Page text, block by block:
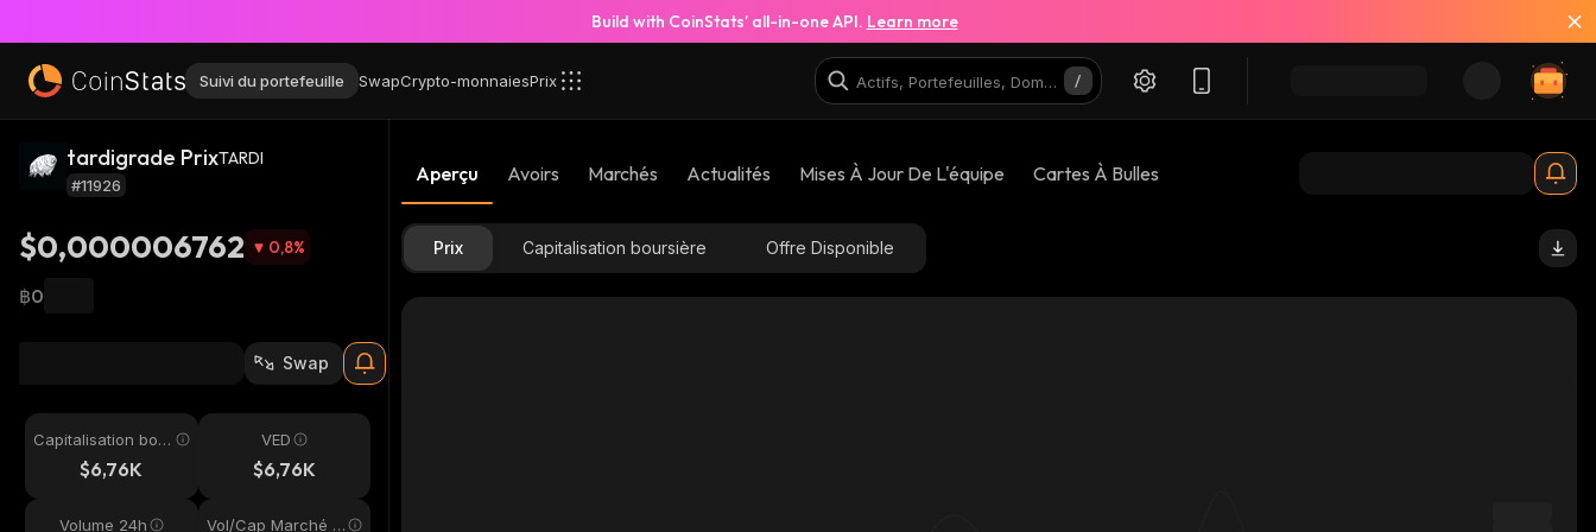
Build with CoinStats’ all-in-one API. Learn more
Suivi du portefeuille SwapCrypto-monnaiesPrix
tardigrade PrixTARDI
#11926
$0,000006762 0,8%
฿0
Swap
Capitalisation bou
$6,76K
VED
$6,76K
Volume 24h Vol/Cap Marché 2
Aperçu Avoirs Marchés Actualités Mises À Jour De L'équipe Cartes À Bulles
Prix Capitalisation boursière Offre Disponible